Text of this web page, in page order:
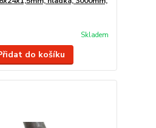
Skladem
do košíku